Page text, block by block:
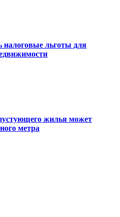
налоговые льготы для
жилья может
метра